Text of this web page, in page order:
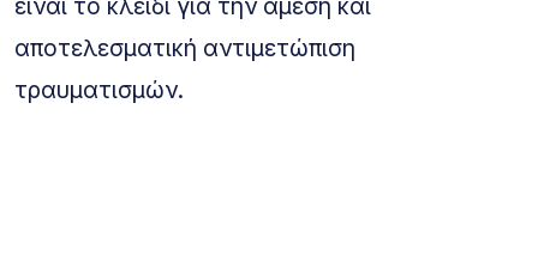
είναι το κλειδί για την άμεση και
αποτελεσματική αντιμετώπιση
τραυματισμών.